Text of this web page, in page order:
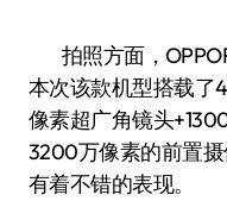
拍照方面，
本次该款机型搭载了
像素超广角镜头
3200万像素的前置
有着不错的表现。